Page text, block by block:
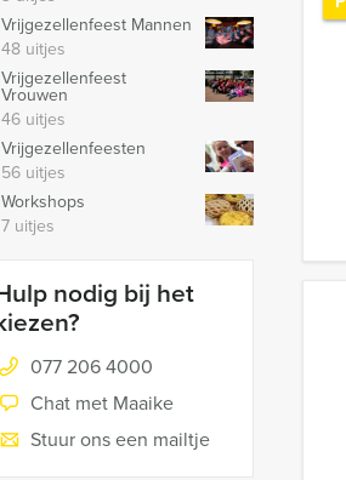
Vrijgezellenfeest Mannen
48 uitjes
Vrijgezellenfeest
Vrouwen
46 uitjes
Vrijgezellenfeesten
56 uitjes
Workshops
7 uitjes
nodig bij het
077 206 4000
Chat met Maaike
Stuur ons een mailtje